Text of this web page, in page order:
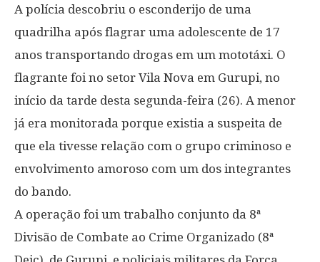
A polícia descobriu o esconderijo de uma
quadrilha após flagrar uma adolescente de 17
anos transportando drogas em um mototáxi. O
flagrante foi no setor Vila Nova em Gurupi, no
início da tarde desta segunda-feira (26). A menor
já era monitorada porque existia a suspeita de
que ela tivesse relação com o grupo criminoso e
envolvimento amoroso com um dos integrantes
do bando.
A operação foi um trabalho conjunto da 8ª
Divisão de Combate ao Crime Organizado (8ª